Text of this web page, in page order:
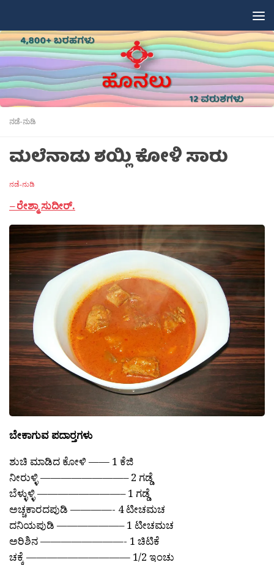
ನಡೆ-ನುಡಿ
ಮಲೆನಾಡು ಶಯ್ಲಿ ಕೋಳಿ ಸಾರು
ನಡೆ-ನುಡಿ
– ರೇಶ್ಮಾ ಸುದೀರ್.
ಬೇಕಾಗುವ ಪದಾರ್‍ತಗಳು
ಶುಚಿ ಮಾಡಿದ ಕೋಳಿ —— 1 ಕೆಜಿ
ನೀರುಳ್ಳಿ ————————– 2 ಗಡ್ಡೆ
ಬೆಳ್ಳುಳ್ಳಿ ————————– 1 ಗಡ್ಡೆ
ಅಚ್ಚಕಾರದಪುಡಿ ————- 4 ಟೀಚಮಚ
ದನಿಯಪುಡಿ ——————– 1 ಟೀಚಮಚ
ಅರಿಶಿನ ————————- 1 ಚಿಟಿಕೆ
ಚಕ್ಕೆ —————————— 1/2 ಇಂಚು